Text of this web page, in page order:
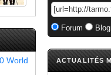
World
Forum
ACTUALITÉS